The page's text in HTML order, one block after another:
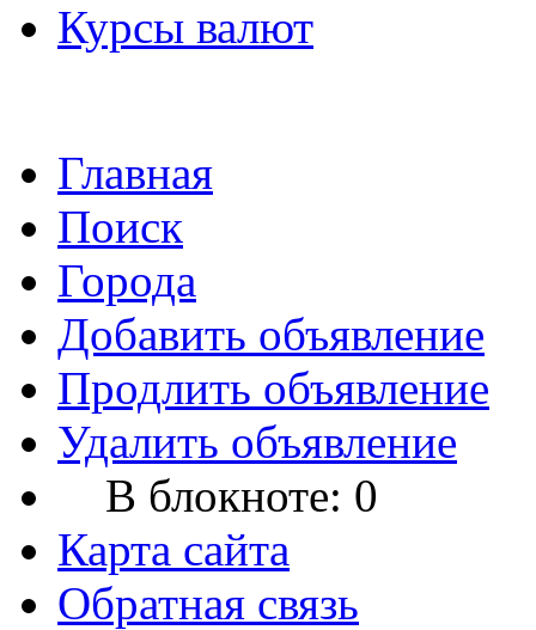
Курсы валют
Главная
Поиск
Города
Добавить объявление
Продлить объявление
Удалить объявление
В блокноте: 0
Карта сайта
Обратная связь